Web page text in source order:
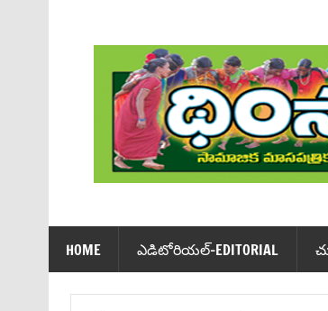
HOME ఎడిటోరియ‌ల్-EDITORIAL